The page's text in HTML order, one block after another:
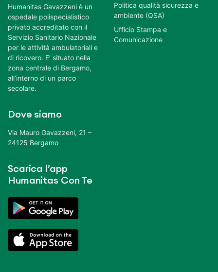
Humanitas Gavazzeni è un
ospedale polispecialistico
privato accreditato con il
Servizio Sanitario Nazionale
per le attività ambulatoriali e
di ricovero. E’ situato nella
zona centrale di Bergamo,
all’interno di un parco
secolare.
Dove siamo
Via Mauro Gavazzeni, 21 –
24125 Bergamo
Scarica l’app
Humanitas Con Te
Politica qualità sicurezza e
ambiente (QSA)
Ufficio Stampa e
Comunicazione